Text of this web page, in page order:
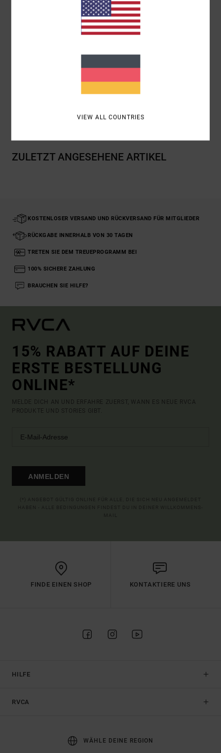
Mischgewebe aus Baumwolle und Viskose
mittellanger Schnitt
V-Ausschnitt
Logo-Metallplakette am Nacken
Versand & Rückversand
ZULETZT ANGESEHENE ARTIKEL
KOSTENLOSER VERSAND UND RÜCKVERSAND FÜR MITGLIEDER
RÜCKGABE INNERHALB VON 30 TAGEN
TRETEN SIE DEM TREUEPROGRAMM BEI
100% SICHERE ZAHLUNG
BRAUCHEN SIE HILFE?
15% RABATT AUF DEINE
ERSTE BESTELLUNG
ONLINE*
MELDE DICH AN UND ERFAHRE ZUERST, WANN ES NEUE RVCA
PRODUKTE UND STORIES GIBT.
ANMELDEN
FINDE EINEN SHOP KONTAKTIERE UNS
HILFE
RVCA
WÄHLE DEINE REGION
VIEW ALL COUNTRIES